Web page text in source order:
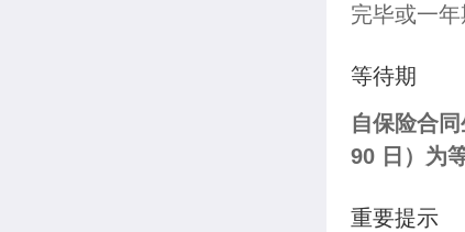
完毕或一年
等待期
自保险合
90 日）为
重要提示